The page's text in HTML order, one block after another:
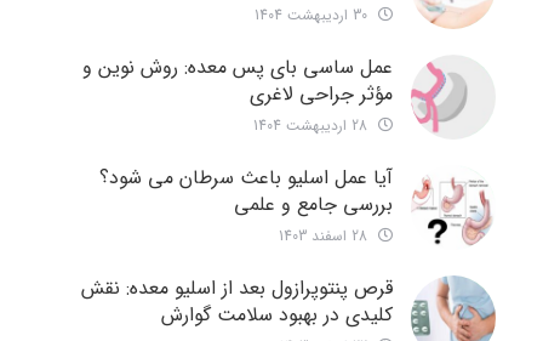
عمل ساسی بای پس معده: روش نوین و
مؤثر جراحی لاغری
آیا عمل اسلیو باعث سرطان می شود؟
بررسی جامع و علمی
قرص پنتوپرازول بعد از اسلیو معده: نقش
کلیدی در بهبود سلامت گوارش